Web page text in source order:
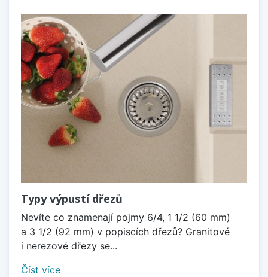
Typy výpustí dřezů
Nevíte co znamenají pojmy 6/4, 1 1/2 (60 mm)
a 3 1/2 (92 mm) v popiscích dřezů? Granitové
i nerezové dřezy se...
Číst více